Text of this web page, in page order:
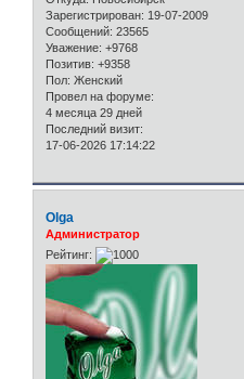
Зарегистрирован: 19-07-2009
Сообщений: 23565
Уважение: +9768
Позитив: +9358
Пол: Женский
Провел на форуме:
4 месяца 29 дней
Последний визит:
17-06-2026 17:14:22
Olga
Администратор
Рейтинг: